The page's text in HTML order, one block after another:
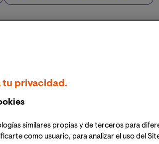
tu privacidad.
similares propias y de terceros para
como usuario, para analizar el uso del